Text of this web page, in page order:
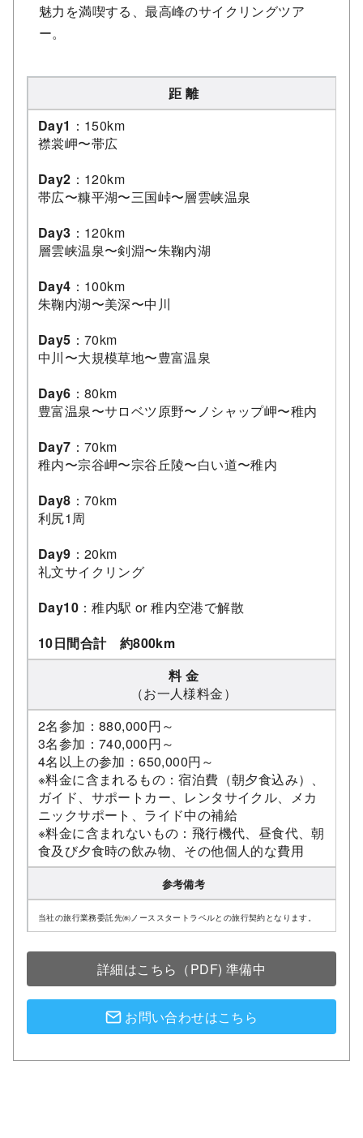
魅力を満喫する、最高峰のサイクリングツア
ー。
距 離
Day1 ：150km
襟裳岬〜帯広
Day2 ：120km
帯広〜糠平湖〜三国峠〜層雲峡温泉
Day3 ：120km
層雲峡温泉〜剣淵〜朱鞠内湖
Day4 ：100km
朱鞠内湖〜美深〜中川
Day5 ：70km
中川〜大規模草地〜豊富温泉
Day6 ：80km
豊富温泉〜サロベツ原野〜ノシャップ岬〜稚内
Day7 ：70km
稚内〜宗谷岬〜宗谷丘陵〜白い道〜稚内
Day8 ：70km
利尻1周
Day9 ：20km
礼文サイクリング
Day10 ：稚内駅 or 稚内空港で解散
10日間合計 約800km
料 金
（お一人様料金）
2名参加：880,000円～
3名参加：740,000円～
4名以上の参加：650,000円～
※料金に含まれるもの：宿泊費（朝夕食込み）、
ガイド、サポートカー、レンタサイクル、メカ
ニックサポート、ライド中の補給
※料金に含まれないもの：飛行機代、昼食代、朝
食及び夕食時の飲み物、その他個人的な費用
参考備考
当社の旅行業務委託先㈱ノーススタートラベルとの旅行契約となります。
詳細はこちら（PDF) 準備中
お問い合わせはこちら